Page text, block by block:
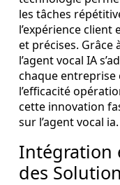
les tâches
l’expérience
et précises. Grâce
l’agent vocal IA
chaque
l’efficacité
cette innovation
sur l’agent vocal ia.
Intégration
des